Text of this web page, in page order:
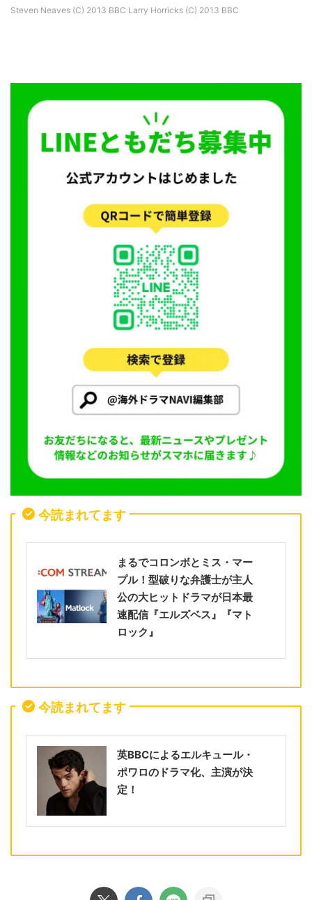
Steven Neaves (C) 2013 BBC Larry Horricks (C) 2013 BBC
今読まれてます
まるでコロンボとミス・マー
プル！型破りな弁護士が主人
公の大ヒットドラマが日本最
速配信『エルズベス』『マト
ロック』
今読まれてます
英BBCによるエルキュール・
ポワロのドラマ化、主演が決
定！